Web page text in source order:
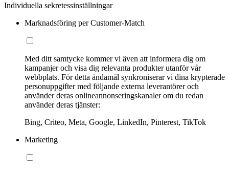
Individuella sekretessinställningar
Marknadsföring per Customer-Match
Med ditt samtycke kommer vi även att informera dig om
kampanjer och visa dig relevanta produkter utanför vår
webbplats. För detta ändamål synkroniserar vi dina krypterade
personuppgifter med följande externa leverantörer och
använder deras onlineannonseringskanaler om du redan
använder deras tjänster:
Bing, Criteo, Meta, Google, LinkedIn, Pinterest, TikTok
Marketing